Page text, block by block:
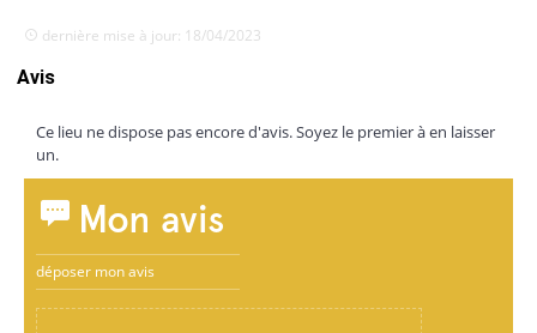
dernière mise à jour: 18/04/2023
Avis
Ce lieu ne dispose pas encore d'avis. Soyez le premier à en laisser
un.
Mon avis
déposer mon avis